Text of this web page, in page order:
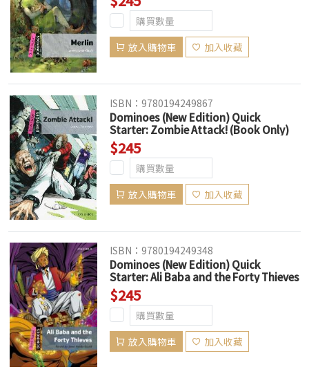
放入購物車 加入收藏
ISBN：9780194249867
Dominoes (New Edition) Quick
Starter: Zombie Attack! (Book Only)
$245
放入購物車 加入收藏
ISBN：9780194249348
Dominoes (New Edition) Quick
Starter: Ali Baba and the Forty Thieves
(Book Only)
$245
放入購物車 加入收藏